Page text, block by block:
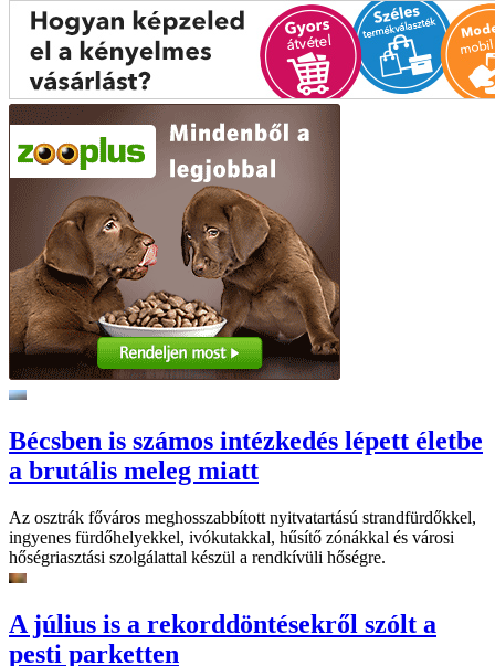
Bécsben is számos intézkedés lépett életbe
a brutális meleg miatt
Az osztrák főváros meghosszabbított nyitvatartású strandfürdőkkel,
ingyenes fürdőhelyekkel, ivókutakkal, hűsítő zónákkal és városi
hőségriasztási szolgálattal készül a rendkívüli hőségre.
A július is a rekorddöntésekről szólt a
pesti parketten